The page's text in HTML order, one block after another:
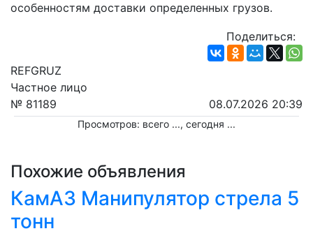
особенностям доставки определенных грузов.
Поделиться:
REFGRUZ
Частное лицо
№ 81189
08.07.2026 20:39
Просмотров: всего ..., сегодня ...
Похожие объявления
КамАЗ Манипулятор стрела 5
тонн